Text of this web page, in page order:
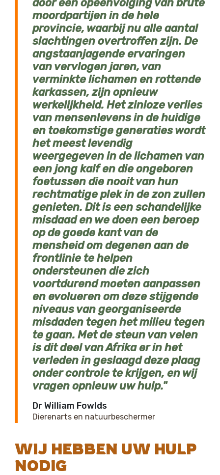
moordpartijen in de hele
provincie, waarbij nu alle aantal
slachtingen overtroffen zijn. De
angstaanjagende ervaringen
van vervlogen jaren, van
verminkte lichamen en rottende
karkassen, zijn opnieuw
werkelijkheid. Het zinloze verlies
van mensenlevens in de huidige
en toekomstige generaties wordt
het meest levendig
weergegeven in de lichamen van
een jong kalf en die ongeboren
foetussen die nooit van hun
rechtmatige plek in de zon zullen
genieten. Dit is een schandelijke
misdaad en we doen een beroep
op de goede kant van de
mensheid om degenen aan de
frontlinie te helpen
ondersteunen die zich
voortdurend moeten aanpassen
en evolueren om deze stijgende
niveaus van georganiseerde
misdaden tegen het milieu tegen
te gaan. Met de steun van velen
is dit deel van Afrika er in het
verleden in geslaagd deze plaag
onder controle te krijgen, en wij
vragen opnieuw uw hulp.
Dr William Fowlds
Dierenarts en natuurbeschermer
WIJ HEBBEN UW HULP
NODIG